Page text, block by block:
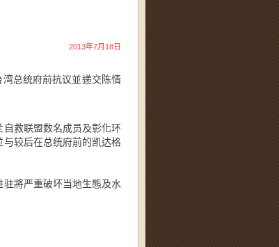
2013年7月18日
总统府前抗议並递交陈情
救联盟数名成员及彰化环
较后在总统府前的凯达格
將严重破坏当地生態及水